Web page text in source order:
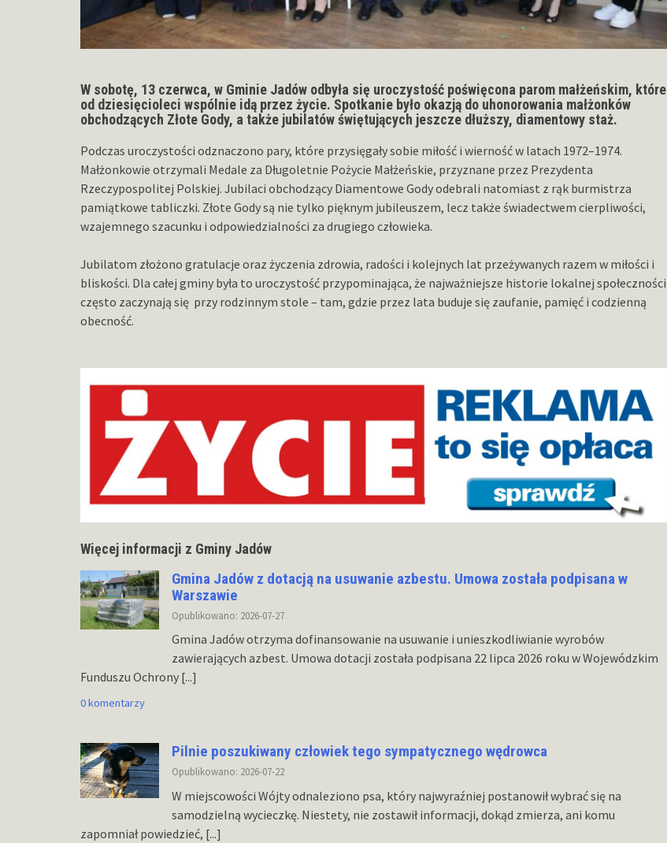
W sobotę, 13 czerwca, w Gminie Jadów odbyła się uroczystość poświęcona parom małżeńskim, które
od dziesięcioleci wspólnie idą przez życie. Spotkanie było okazją do uhonorowania małżonków
obchodzących Złote Gody, a także jubilatów świętujących jeszcze dłuższy, diamentowy staż.
Podczas uroczystości odznaczono pary, które przysięgały sobie miłość i wierność w latach 1972–1974.
Małżonkowie otrzymali Medale za Długoletnie Pożycie Małżeńskie, przyznane przez Prezydenta
Rzeczypospolitej Polskiej. Jubilaci obchodzący Diamentowe Gody odebrali natomiast z rąk burmistrza
pamiątkowe tabliczki. Złote Gody są nie tylko pięknym jubileuszem, lecz także świadectwem cierpliwości,
wzajemnego szacunku i odpowiedzialności za drugiego człowieka.
Jubilatom złożono gratulacje oraz życzenia zdrowia, radości i kolejnych lat przeżywanych razem w miłości i
bliskości. Dla całej gminy była to uroczystość przypominająca, że najważniejsze historie lokalnej społeczności
często zaczynają się przy rodzinnym stole – tam, gdzie przez lata buduje się zaufanie, pamięć i codzienną
obecność.
Więcej informacji z Gminy Jadów
Gmina Jadów z dotacją na usuwanie azbestu. Umowa została podpisana w
Warszawie
Opublikowano: 2026-07-27
Gmina Jadów otrzyma dofinansowanie na usuwanie i unieszkodliwianie wyrobów
zawierających azbest. Umowa dotacji została podpisana 22 lipca 2026 roku w Wojewódzkim
Funduszu Ochrony [...]
0 komentarzy
Pilnie poszukiwany człowiek tego sympatycznego wędrowca
Opublikowano: 2026-07-22
W miejscowości Wójty odnaleziono psa, który najwyraźniej postanowił wybrać się na
samodzielną wycieczkę. Niestety, nie zostawił informacji, dokąd zmierza, ani komu
zapomniał powiedzieć, [...]